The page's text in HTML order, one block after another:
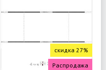
скидка 27%
Распродажа